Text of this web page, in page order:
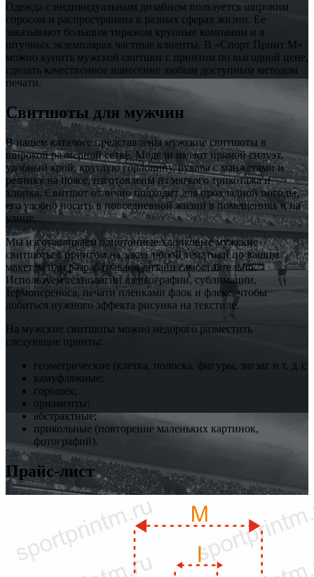
Одежда с индивидуальным дизайном пользуется широким
спросом и распространена в разных сферах жизни. Ее
заказывают большим тиражом крупные компании и в
штучных экземплярах частные клиенты. В «Спорт Принт М»
можно купить мужской свитшот с принтом по выгодной цене,
сделать качественное нанесение любым доступным методом
печати.
Свитшоты для мужчин
В нашем каталоге представлены мужские свитшоты в
широкой размерной сетке. Модели имеют прямой силуэт,
удобный крой, круглую горловину, рукава с манжетами и
резинку на поясе, изготовлены из мягкого трикотажа и
хлопка. Свитшот отлично подходит для прохладной погоды,
его удобно носить в повседневной жизни в помещениях и на
улице.
Мы изготавливаем однотонные хлопковые мужские
свитшоты с принтом на заказ любой тематики по вашим
макетам или разрабатываем дизайн самостоятельно.
Используем технологии шелкографии, сублимации,
термопереноса, печати пленками флок и флекс, чтобы
добиться нужного эффекта рисунка на текстиле.
На мужские свитшоты можно недорого разместить
следующие принты:
геометрические (клетка, полоска, фигуры, зигзаг и т. д.);
камуфляжные;
горошек;
орнаменты;
абстрактные;
прикольные (повторение маленьких картинок,
фотографий).
Прайс-лист